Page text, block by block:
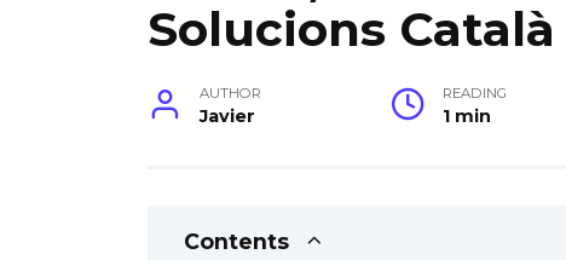
Solucions Català
AUTHOR
Javier
READING
1 min
Contents